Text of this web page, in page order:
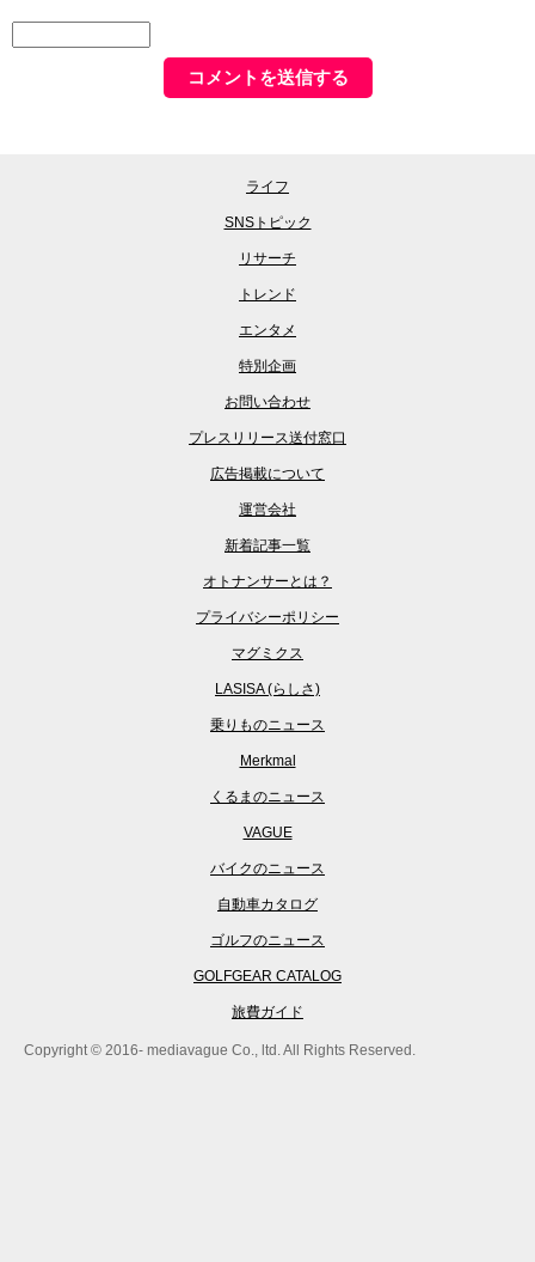
ライフ
SNSトピック
リサーチ
トレンド
エンタメ
特別企画
お問い合わせ
プレスリリース送付窓口
広告掲載について
運営会社
新着記事一覧
オトナンサーとは？
プライバシーポリシー
マグミクス
LASISA (らしさ)
乗りものニュース
Merkmal
くるまのニュース
VAGUE
バイクのニュース
自動車カタログ
ゴルフのニュース
GOLFGEAR CATALOG
旅費ガイド
Copyright © 2016- mediavague Co., ltd. All Rights Reserved.